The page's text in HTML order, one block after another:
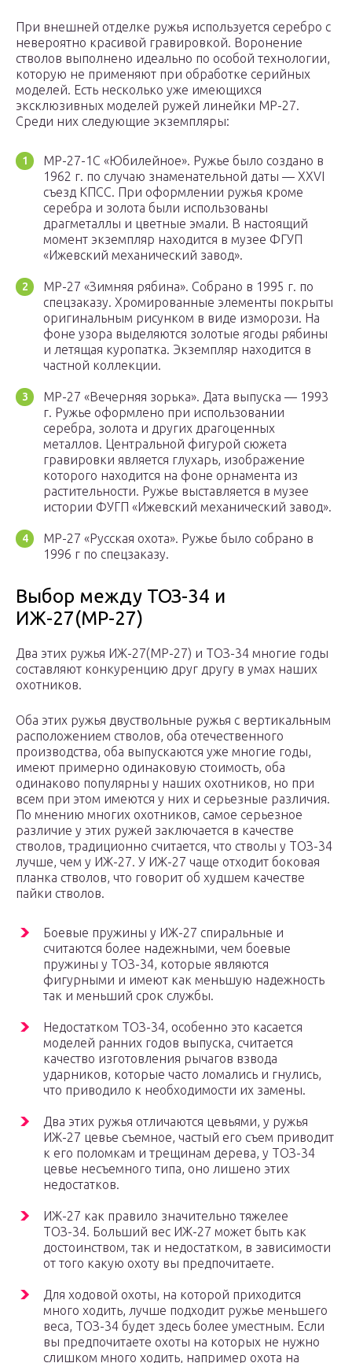
При внешней отделке ружья используется серебро с
невероятно красивой гравировкой. Воронение
стволов выполнено идеально по особой технологии,
которую не применяют при обработке серийных
моделей. Есть несколько уже имеющихся
эксклюзивных моделей ружей линейки МР-27.
Среди них следующие экземпляры:
МР-27-1С «Юбилейное». Ружье было создано в
1962 г. по случаю знаменательной даты — XXVI
съезд КПСС. При оформлении ружья кроме
серебра и золота были использованы
драгметаллы и цветные эмали. В настоящий
момент экземпляр находится в музее ФГУП
«Ижевский механический завод».
МР-27 «Зимняя рябина». Собрано в 1995 г. по
спецзаказу. Хромированные элементы покрыты
оригинальным рисунком в виде изморози. На
фоне узора выделяются золотые ягоды рябины
и летящая куропатка. Экземпляр находится в
частной коллекции.
МР-27 «Вечерняя зорька». Дата выпуска — 1993
г. Ружье оформлено при использовании
серебра, золота и других драгоценных
металлов. Центральной фигурой сюжета
гравировки является глухарь, изображение
которого находится на фоне орнамента из
растительности. Ружье выставляется в музее
истории ФУГП «Ижевский механический завод».
МР-27 «Русская охота». Ружье было собрано в
1996 г по спецзаказу.
Выбор между ТОЗ-34 и
ИЖ-27(МР-27)
Два этих ружья ИЖ-27(МР-27) и ТОЗ-34 многие годы
составляют конкуренцию друг другу в умах наших
охотников.
Оба этих ружья двуствольные ружья с вертикальным
расположением стволов, оба отечественного
производства, оба выпускаются уже многие годы,
имеют примерно одинаковую стоимость, оба
одинаково популярны у наших охотников, но при
всем при этом имеются у них и серьезные различия.
По мнению многих охотников, самое серьезное
различие у этих ружей заключается в качестве
стволов, традиционно считается, что стволы у ТОЗ-34
лучше, чем у ИЖ-27. У ИЖ-27 чаще отходит боковая
планка стволов, что говорит об худшем качестве
пайки стволов.
Боевые пружины у ИЖ-27 спиральные и
считаются более надежными, чем боевые
пружины у ТОЗ-34, которые являются
фигурными и имеют как меньшую надежность
так и меньший срок службы.
Недостатком ТОЗ-34, особенно это касается
моделей ранних годов выпуска, считается
качество изготовления рычагов взвода
ударников, которые часто ломались и гнулись,
что приводило к необходимости их замены.
Два этих ружья отличаются цевьями, у ружья
ИЖ-27 цевье съемное, частый его съем приводит
к его поломкам и трещинам дерева, у ТОЗ-34
цевье несъемного типа, оно лишено этих
недостатков.
ИЖ-27 как правило значительно тяжелее
ТОЗ-34. Больший вес ИЖ-27 может быть как
достоинством, так и недостатком, в зависимости
от того какую охоту вы предпочитаете.
Для ходовой охоты, на которой приходится
много ходить, лучше подходит ружье меньшего
веса, ТОЗ-34 будет здесь более уместным. Если
вы предпочитаете охоты на которых не нужно
слишком много ходить, например охота на